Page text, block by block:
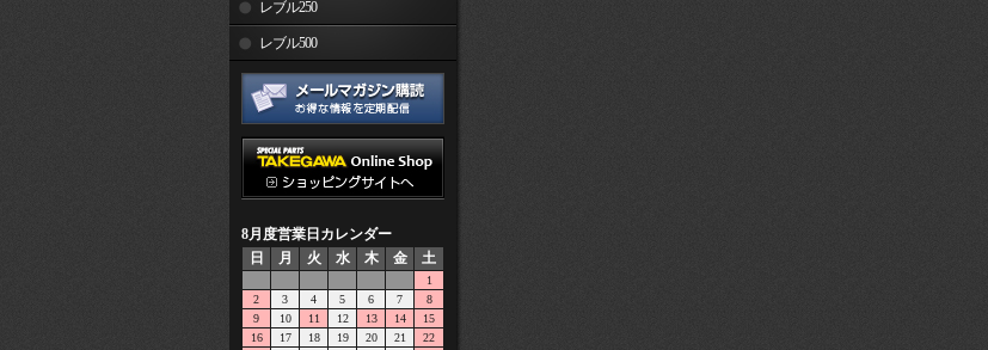
レブル250
レブル500
8月度営業日カレンダー
日
月 火 水 木 金 土
1
2
3 4 5 6 7
8
9
10 11 12 13 14
15
16
17 18 19 20 21 22